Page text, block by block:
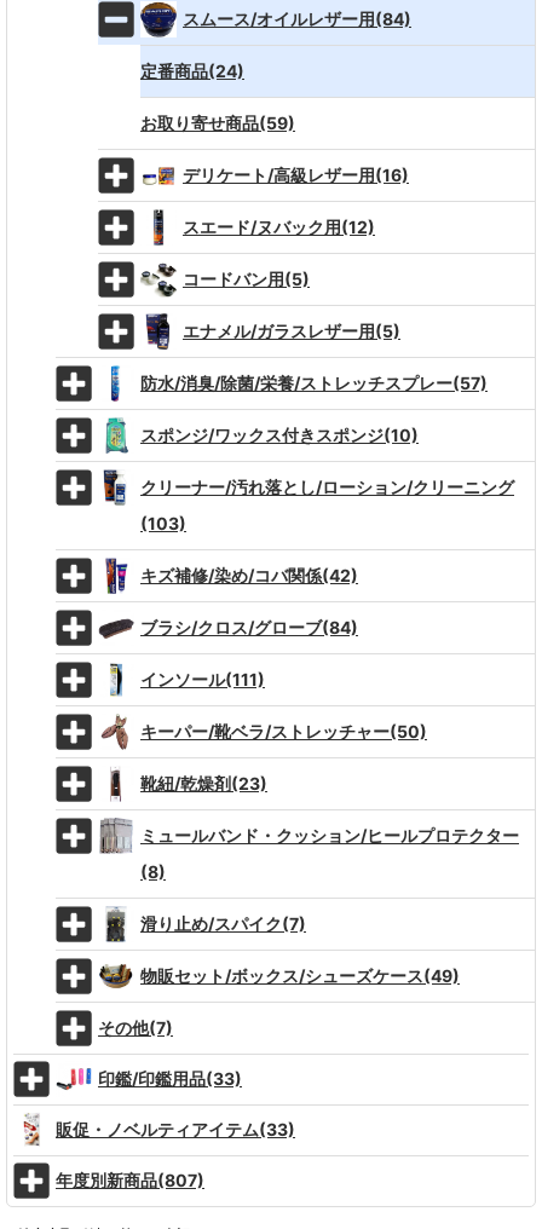
スムース/オイルレザー用(84)
定番商品(24)
お取り寄せ商品(59)
デリケート/高級レザー用(16)
スエード/ヌバック用(12)
コードバン用(5)
エナメル/ガラスレザー用(5)
防水/消臭/除菌/栄養/ストレッチスプレー(57)
スポンジ/ワックス付きスポンジ(10)
クリーナー/汚れ落とし/ローション/クリーニング
(103)
キズ補修/染め/コバ関係(42)
ブラシ/クロス/グローブ(84)
インソール(111)
キーパー/靴ベラ/ストレッチャー(50)
靴紐/乾燥剤(23)
ミュールバンド・クッション/ヒールプロテクター
(8)
滑り止め/スパイク(7)
物販セット/ボックス/シューズケース(49)
その他(7)
印鑑/印鑑用品(33)
販促・ノベルティアイテム(33)
年度別新商品(807)